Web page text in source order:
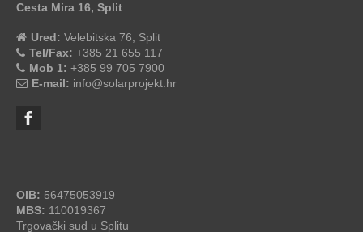
Cesta Mira 16, Split
Ured: Velebitska 76, Split
Tel/Fax: +385 21 655 117
Mob 1: +385 99 705 7900
E-mail: info@solarprojekt.hr
OIB: 56475053919
MBS: 110019367
Trgovački sud u Splitu